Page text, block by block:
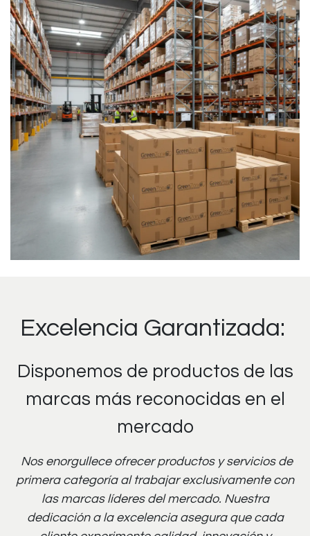
Excelencia Garantizada:
Disponemos de productos de las
marcas más reconocidas en el
mercado
Nos enorgullece ofrecer productos y servicios de
primera categoría al trabajar exclusivamente con
las marcas líderes del mercado. Nuestra
dedicación a la excelencia asegura que cada